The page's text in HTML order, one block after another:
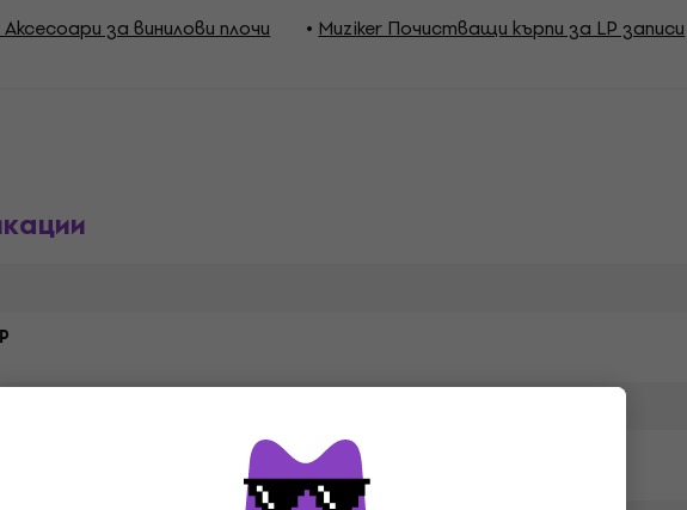
за винилови плочи Muziker Почистващи кърпи за LP записи